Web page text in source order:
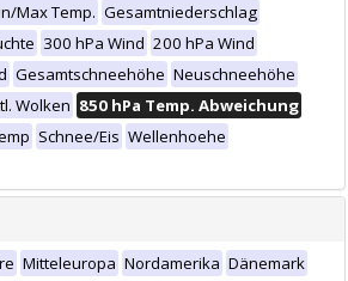
Max Temp. Gesamtniederschlag
300 hPa Wind 200 hPa Wind
Gesamtschneehöhe Neuschneehöhe
Wolken 850 hPa Temp. Abweichung
Schnee/Eis Wellenhoehe
Mitteleuropa Nordamerika Dänemark